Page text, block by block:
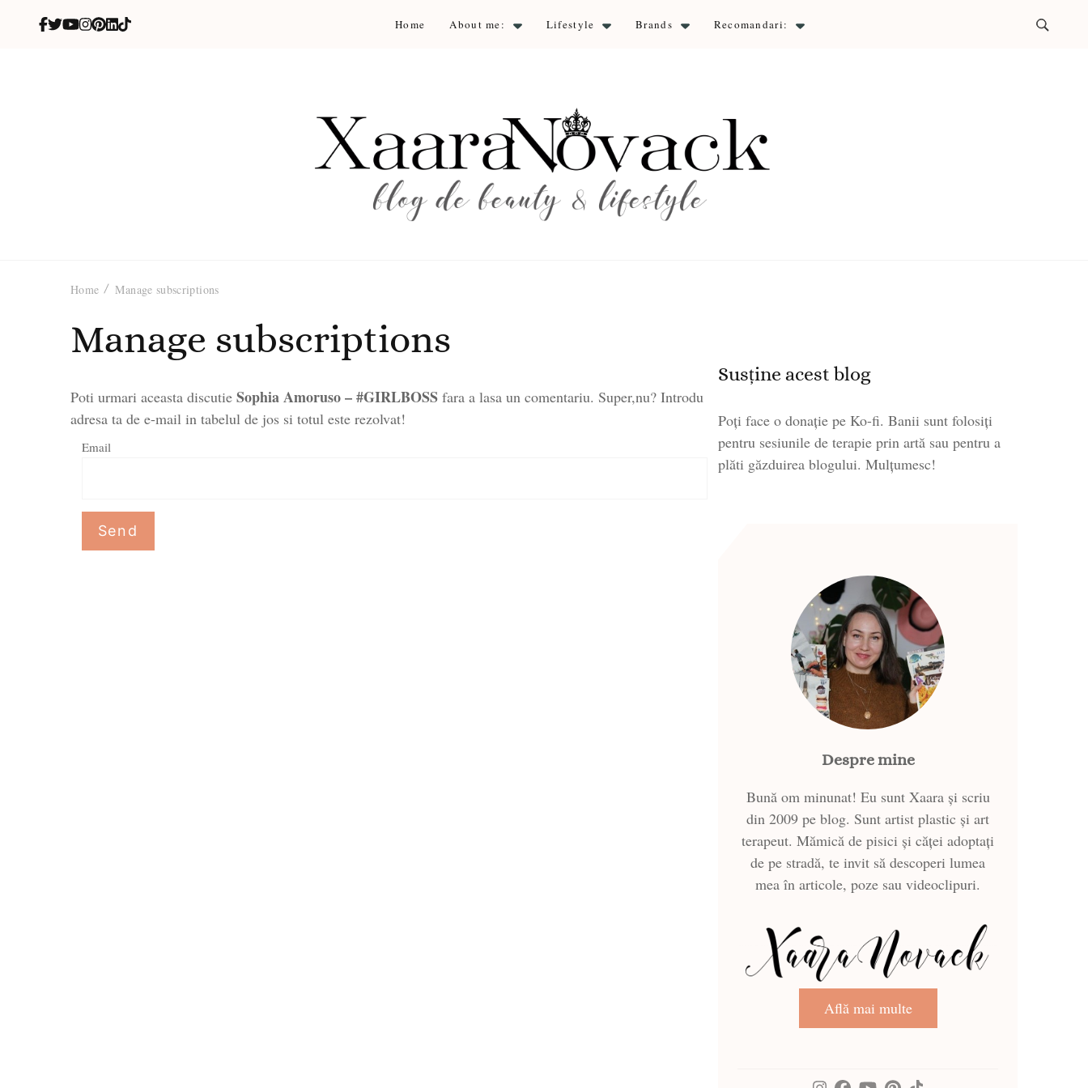
Home About me: Lifestyle Brands Recomandari:
Home Manage subscriptions
Manage subscriptions
Poti urmari aceasta discutie Sophia Amoruso – #GIRLBOSS fara a lasa un comentariu. Super,nu? Introdu
adresa ta de e-mail in tabelul de jos si totul este rezolvat!
Email
Susține acest blog
Poți face o donație pe Ko-fi. Banii sunt folosiți
pentru sesiunile de terapie prin artă sau pentru a
plăti găzduirea blogului. Mulțumesc!
Despre mine
Bună om minunat! Eu sunt Xaara și scriu
din 2009 pe blog. Sunt artist plastic și art
terapeut. Mămică de pisici și căței adoptați
de pe stradă, te invit să descoperi lumea
mea în articole, poze sau videoclipuri.
Află mai multe